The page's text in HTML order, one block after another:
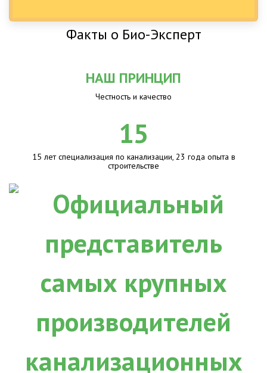
Факты о Био-Эксперт
НАШ ПРИНЦИП
Честность и качество
15
15 лет специализация по канализации, 23 года опыта в
строительстве